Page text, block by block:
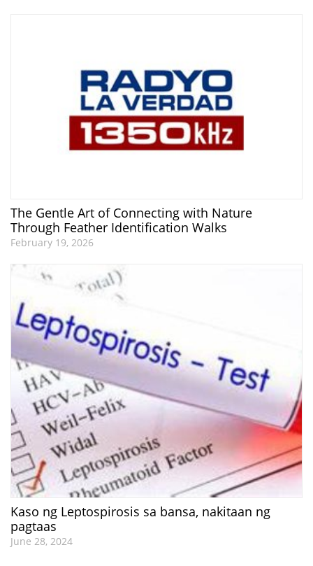
The Gentle Art of Connecting with Nature
Through Feather Identification Walks
February 19, 2026
Kaso ng Leptospirosis sa bansa, nakitaan ng
pagtaas
June 28, 2024